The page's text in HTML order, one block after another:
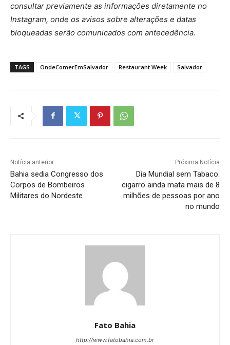
consultar previamente as informações diretamente no
Instagram, onde os avisos sobre alterações e datas
bloqueadas serão comunicados com antecedência.
TAGS OndeComerEmSalvador Restaurant Week Salvador
Notícia anterior
Bahia sedia Congresso dos
Corpos de Bombeiros
Militares do Nordeste
Próxima Notícia
Dia Mundial sem Tabaco:
cigarro ainda mata mais de 8
milhões de pessoas por ano
no mundo
Fato Bahia
http://www.fatobahia.com.br